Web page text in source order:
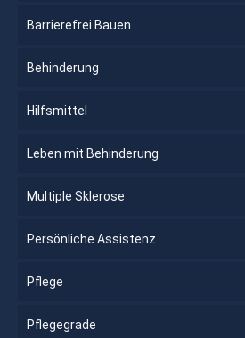
Barrierefrei Bauen
Behinderung
Hilfsmittel
Leben mit Behinderung
Multiple Sklerose
Persönliche Assistenz
Pflege
Pflegegrade